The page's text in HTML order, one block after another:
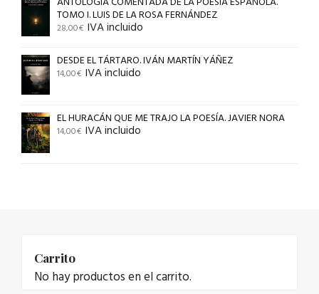
TOMO I. LUIS DE LA ROSA FERNÁNDEZ
28,00€ IVA incluido
DESDE EL TÁRTARO. IVÁN MARTÍN YÁÑEZ
14,00€ IVA incluido
EL HURACÁN QUE ME TRAJO LA POESÍA. JAVIER NORA
14,00€ IVA incluido
Carrito
No hay productos en el carrito.